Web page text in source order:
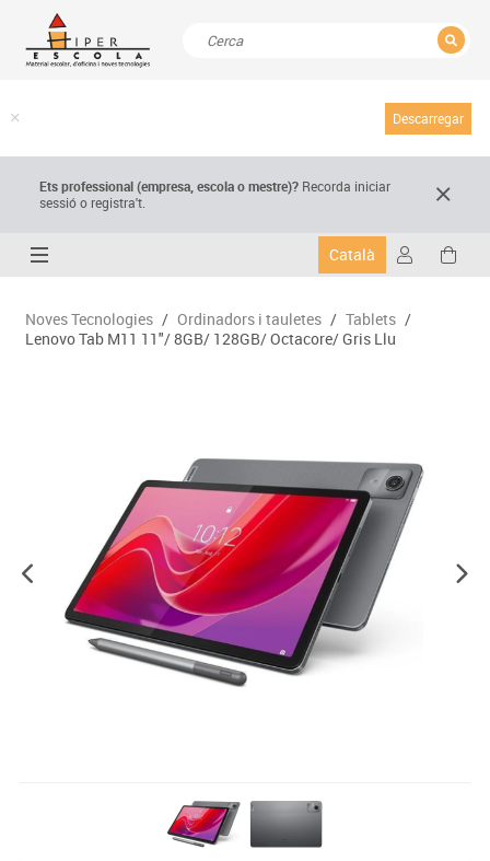
Descarregar
Ets professional (empresa,escola o mestre)? Recorda iniciar
sessió o registra't.
Català
Noves Tecnologies / Ordinadors i tauletes / Tablets /
Lenovo Tab M11 11"/ 8GB/ 128GB/ Octacore/ Gris Llu